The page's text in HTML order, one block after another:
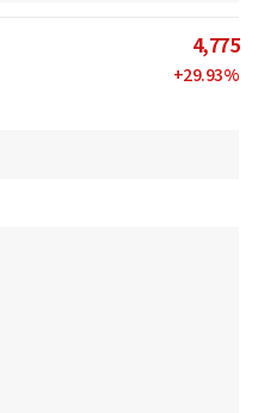
4,775
+29.93%